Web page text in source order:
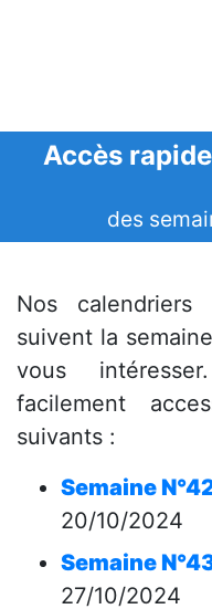
Accès
des
Nos
suivent la
vous
facilement
suivants :
Semaine
20/10/2024
Semaine
27/10/2024